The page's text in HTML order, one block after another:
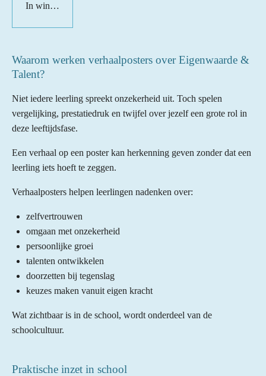
In winkelwagen
Waarom werken verhaalposters over Eigenwaarde &
Talent?
Niet iedere leerling spreekt onzekerheid uit. Toch spelen
vergelijking, prestatiedruk en twijfel over jezelf een grote rol in
deze leeftijdsfase.
Een verhaal op een poster kan herkenning geven zonder dat een
leerling iets hoeft te zeggen.
Verhaalposters helpen leerlingen nadenken over:
zelfvertrouwen
omgaan met onzekerheid
persoonlijke groei
talenten ontwikkelen
doorzetten bij tegenslag
keuzes maken vanuit eigen kracht
Wat zichtbaar is in de school, wordt onderdeel van de
schoolcultuur.
Praktische inzet in school